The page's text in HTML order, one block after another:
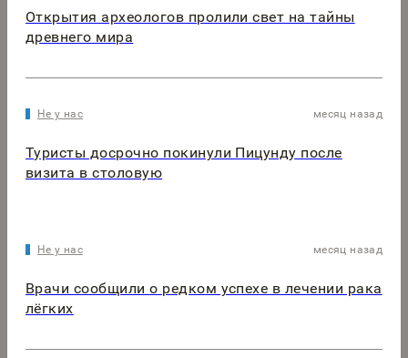
Открытия археологов пролили свет на тайны
древнего мира
Не у нас месяц назад
Туристы досрочно покинули Пицунду после
визита в столовую
Не у нас месяц назад
Врачи сообщили о редком успехе в лечении рака
лёгких